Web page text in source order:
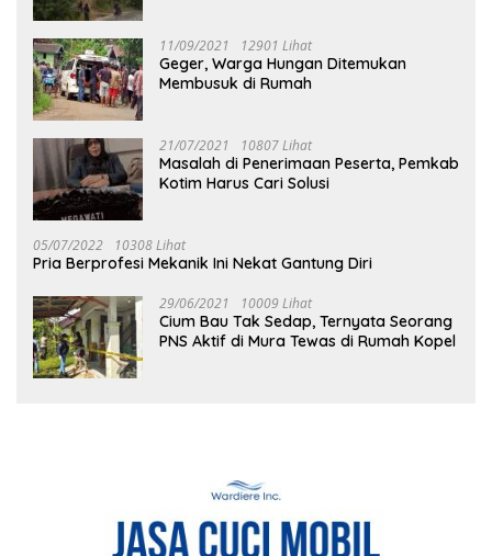
11/09/2021 12901 Lihat
Geger, Warga Hungan Ditemukan
Membusuk di Rumah
21/07/2021 10807 Lihat
Masalah di Penerimaan Peserta, Pemkab
Kotim Harus Cari Solusi
05/07/2022 10308 Lihat
Pria Berprofesi Mekanik Ini Nekat Gantung Diri
29/06/2021 10009 Lihat
Cium Bau Tak Sedap, Ternyata Seorang
PNS Aktif di Mura Tewas di Rumah Kopel